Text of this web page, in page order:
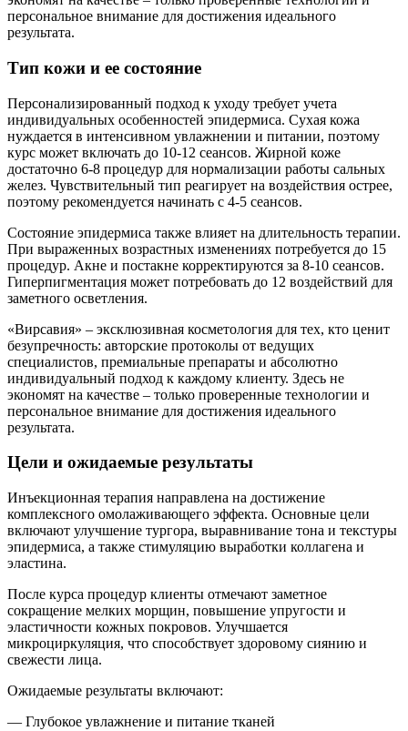
персональное внимание для достижения идеального
результата.
Тип кожи и ее состояние
Персонализированный подход к уходу требует учета
индивидуальных особенностей эпидермиса. Сухая кожа
нуждается в интенсивном увлажнении и питании, поэтому
курс может включать до 10-12 сеансов. Жирной коже
достаточно 6-8 процедур для нормализации работы сальных
желез. Чувствительный тип реагирует на воздействия острее,
поэтому рекомендуется начинать с 4-5 сеансов.
Состояние эпидермиса также влияет на длительность терапии.
При выраженных возрастных изменениях потребуется до 15
процедур. Акне и постакне корректируются за 8-10 сеансов.
Гиперпигментация может потребовать до 12 воздействий для
заметного осветления.
«Вирсавия» – эксклюзивная косметология для тех, кто ценит
безупречность: авторские протоколы от ведущих
специалистов, премиальные препараты и абсолютно
индивидуальный подход к каждому клиенту. Здесь не
экономят на качестве – только проверенные технологии и
персональное внимание для достижения идеального
результата.
Цели и ожидаемые результаты
Инъекционная терапия направлена на достижение
комплексного омолаживающего эффекта. Основные цели
включают улучшение тургора, выравнивание тона и текстуры
эпидермиса, а также стимуляцию выработки коллагена и
эластина.
После курса процедур клиенты отмечают заметное
сокращение мелких морщин, повышение упругости и
эластичности кожных покровов. Улучшается
микроциркуляция, что способствует здоровому сиянию и
свежести лица.
Ожидаемые результаты включают:
— Глубокое увлажнение и питание тканей